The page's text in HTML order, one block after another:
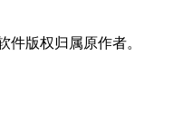
件版权归属原作者。